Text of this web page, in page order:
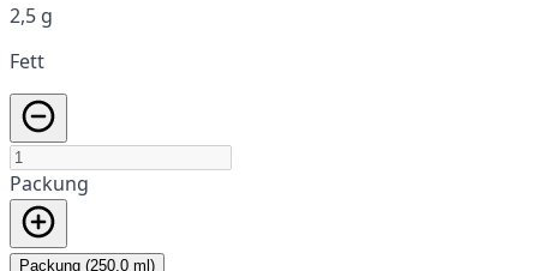
2,5 g
Fett
Packung
Packung (250,0 ml)